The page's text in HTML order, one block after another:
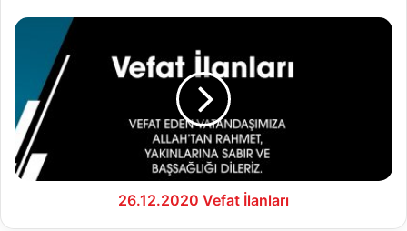
26.12.2020
26.12.2020 Vefat İlanları